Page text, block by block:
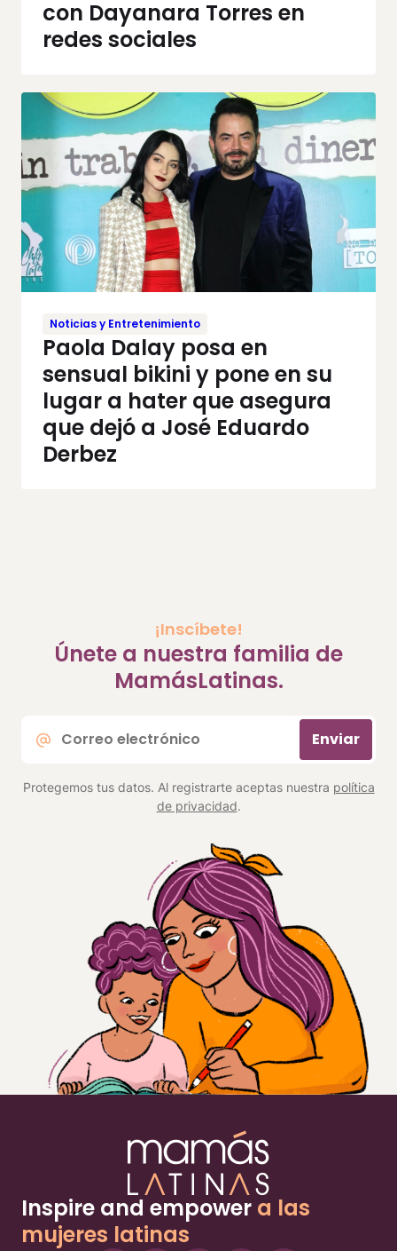
con Dayanara Torres en
redes sociales
Noticias y Entretenimiento
Paola Dalay posa en
sensual bikini y pone en su
lugar a hater que asegura
que dejó a José Eduardo
Derbez
¡Inscíbete!
Únete a nuestra familia de
MamásLatinas.
electrónico
Enviar
Protegemos tus datos. Al registrarte aceptas nuestra política
de privacidad.
Inspire and empower a las
mujeres latinas